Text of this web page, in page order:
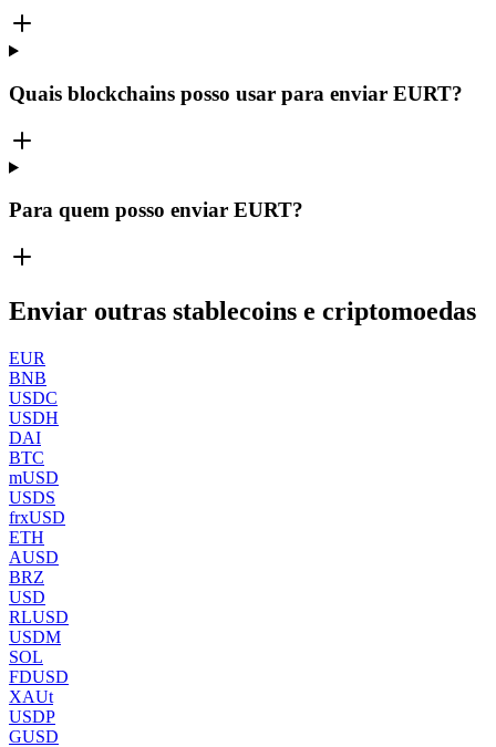
Quais blockchains posso usar para enviar EURT?
Para quem posso enviar EURT?
Enviar outras stablecoins e criptomoedas
EUR
BNB
USDC
USDH
DAI
BTC
mUSD
USDS
frxUSD
ETH
AUSD
BRZ
USD
RLUSD
USDM
SOL
FDUSD
XAUt
USDP
GUSD